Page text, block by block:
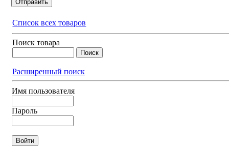
Список всех товаров
Поиск товара
Расширенный поиск
Имя пользователя
Пароль